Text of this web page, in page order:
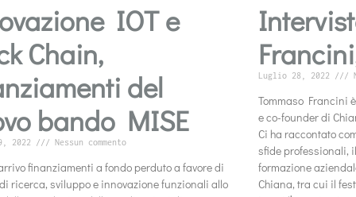
IOT e
Chain,
del
bando MISE
2022 Nessun commento
finanziamenti a fondo perduto a favore di
ricerca, sviluppo e innovazione funzionali allo
Luglio 28, 2022
Tommaso Francini
e co-founder di
Ci ha raccontato
sfide professionali,
formazione
Chiana, tra cui il